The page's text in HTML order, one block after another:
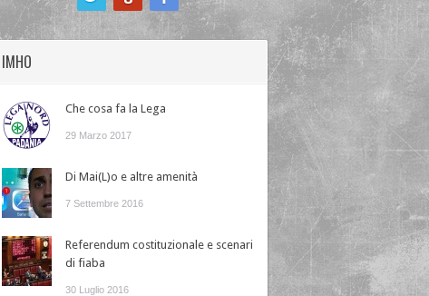
IMHO
Che cosa fa la Lega
29 Marzo 2017
Di Mai(L)o e altre amenità
7 Settembre 2016
Referendum costituzionale e scenari
di fiaba
30 Luglio 2016